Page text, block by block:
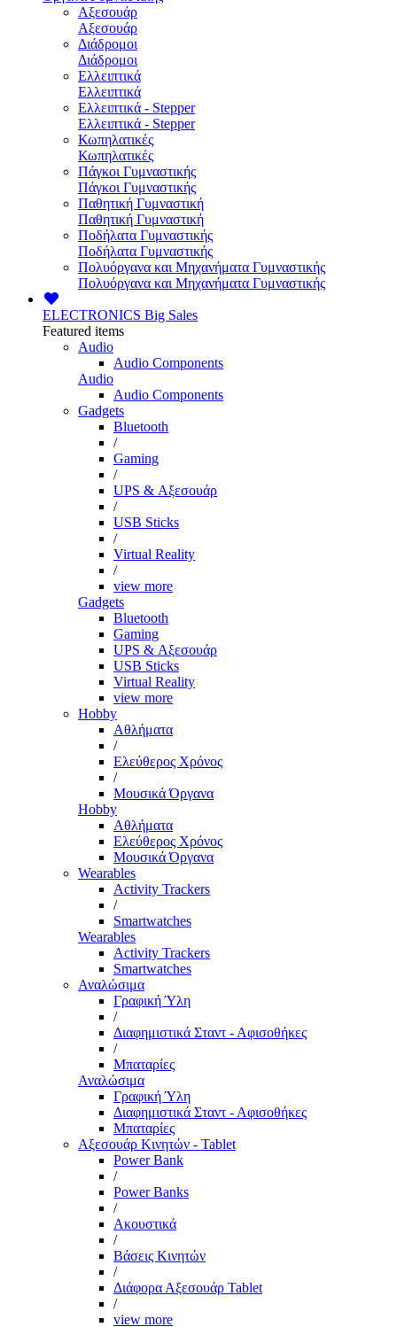
Αξεσουάρ
Αξεσουάρ
Διάδρομοι
Διάδρομοι
Ελλειπτικά
Ελλειπτικά
Ελλειπτικά - Stepper
Ελλειπτικά - Stepper
Κωπηλατικές
Κωπηλατικές
Πάγκοι Γυμναστικής
Πάγκοι Γυμναστικής
Παθητική Γυμναστική
Παθητική Γυμναστική
Ποδήλατα Γυμναστικής
Ποδήλατα Γυμναστικής
Πολυόργανα και Μηχανήματα Γυμναστικής
Πολυόργανα και Μηχανήματα Γυμναστικής
ELECTRONICS Big Sales
Featured items
Audio
Audio Components
Audio
Audio Components
Gadgets
Bluetooth
/
Gaming
/
UPS & Αξεσουάρ
/
USB Sticks
/
Virtual Reality
/
view more
Gadgets
Bluetooth
Gaming
UPS & Αξεσουάρ
USB Sticks
Virtual Reality
view more
Hobby
Αθλήματα
/
Ελεύθερος Χρόνος
/
Μουσικά Όργανα
Hobby
Αθλήματα
Ελεύθερος Χρόνος
Μουσικά Όργανα
Wearables
Activity Trackers
/
Smartwatches
Wearables
Activity Trackers
Smartwatches
Αναλώσιμα
Γραφική Ύλη
/
Διαφημιστικά Σταντ - Αφισοθήκες
/
Μπαταρίες
Αναλώσιμα
Γραφική Ύλη
Διαφημιστικά Σταντ - Αφισοθήκες
Μπαταρίες
Αξεσουάρ Κινητών - Tablet
Power Bank
/
Power Banks
/
Ακουστικά
/
Βάσεις Κινητών
/
Διάφορα Αξεσουάρ Tablet
/
view more